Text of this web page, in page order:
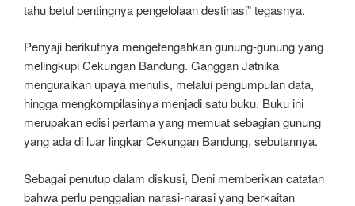
tahu betul pentingnya pengelolaan destinasi” tegasnya.
Penyaji berikutnya mengetengahkan gunung-gunung yang
melingkupi Cekungan Bandung. Ganggan Jatnika
menguraikan upaya menulis, melalui pengumpulan data,
hingga mengkompilasinya menjadi satu buku. Buku ini
merupakan edisi pertama yang memuat sebagian gunung
yang ada di luar lingkar Cekungan Bandung, sebutannya.
Sebagai penutup dalam diskusi, Deni memberikan catatan
bahwa perlu penggalian narasi-narasi yang berkaitan